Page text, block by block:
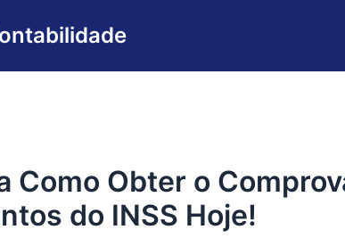
Como Obter o
do INSS Hoje!